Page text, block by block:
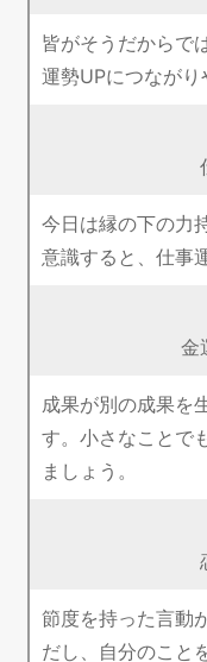
皆がそうだからで
運勢UPにつながり
今日は縁の下の力
意識すると、仕事
金
成果が別の成果を
す。小さなことで
ましょう。
節度を持った言動
だし、自分のこと